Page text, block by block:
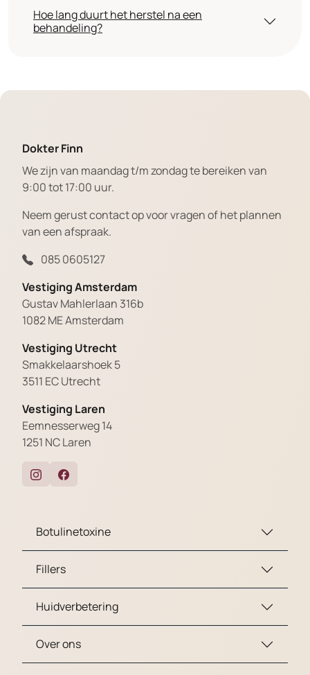
Hoe lang duurt het herstel na een
behandeling?
Dokter Finn
We zijn van maandag t/m zondag te bereiken van
9:00 tot 17:00 uur.
Neem gerust contact op voor vragen of het plannen
van een afspraak.
085 0605127
Vestiging Amsterdam
Gustav Mahlerlaan 316b
1082 ME Amsterdam
Vestiging Utrecht
Smakkelaarshoek 5
3511 EC Utrecht
Vestiging Laren
Eemnesserweg 14
1251 NC Laren
Botulinetoxine
Fillers
Huidverbetering
Over ons